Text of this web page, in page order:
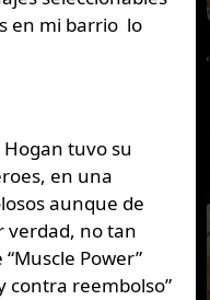
en mi barrio lo
tuvo su
en una
aunque de
verdad, no tan
Power”
contra reembolso”